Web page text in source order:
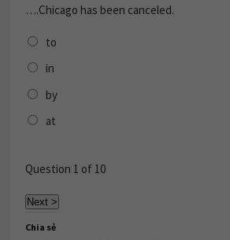
….Chicago has been canceled.
to
in
by
at
Question 1 of 10
Chia sẻ